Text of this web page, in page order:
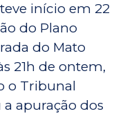
início em 22
do Plano
do Mato
21h de ontem,
o Tribunal
apuração dos